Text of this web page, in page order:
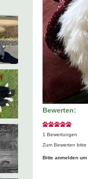
Bewerten:
1 Bewertungen
Zum Bewerten bitte
Bitte anmelden